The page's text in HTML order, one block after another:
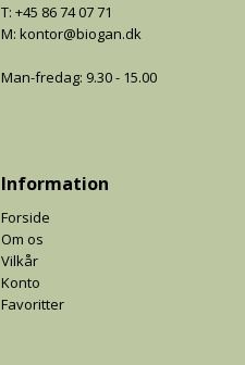
T: +45 86 74 07 71
M: kontor@biogan.dk
Man-fredag: 9.30 - 15.00
Information
Forside
Om os
Vilkår
Konto
Favoritter